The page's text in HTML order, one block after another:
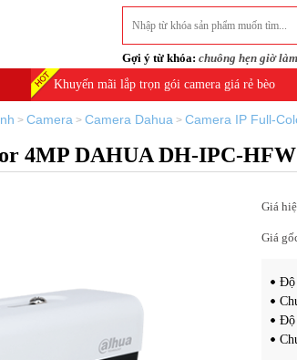
Gợi ý từ khóa: chuông hẹn giờ
Khuyến mãi lắp trọn gói camera giá rẻ bèo
> Camera > Camera Dahua > Camera IP Full-
4MP DAHUA DH-IPC-
Giá
Giá
Độ
Độ